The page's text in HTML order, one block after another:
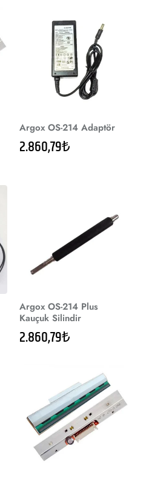
Argox OS-214 Adaptör
2.860,79₺
Argox OS-214 Plus
Kauçuk Silindir
2.860,79₺